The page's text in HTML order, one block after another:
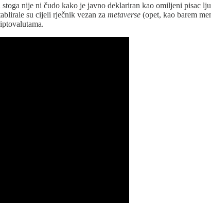
stoga nije ni čudo kako je javno deklariran kao omiljeni pisac
su cijeli rječnik vezan za metaverse (opet, kao barem